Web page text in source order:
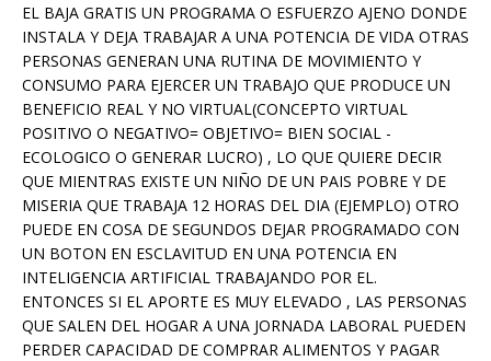
EL BAJA GRATIS UN PROGRAMA O ESFUERZO AJENO DONDE
INSTALA Y DEJA TRABAJAR A UNA POTENCIA DE VIDA OTRAS
PERSONAS GENERAN UNA RUTINA DE MOVIMIENTO Y
CONSUMO PARA EJERCER UN TRABAJO QUE PRODUCE UN
BENEFICIO REAL Y NO VIRTUAL(CONCEPTO VIRTUAL
POSITIVO O NEGATIVO= OBJETIVO= BIEN SOCIAL -
ECOLOGICO O GENERAR LUCRO) , LO QUE QUIERE DECIR
QUE MIENTRAS EXISTE UN NIÑO DE UN PAIS POBRE Y DE
MISERIA QUE TRABAJA 12 HORAS DEL DIA (EJEMPLO) OTRO
PUEDE EN COSA DE SEGUNDOS DEJAR PROGRAMADO CON
UN BOTON EN ESCLAVITUD EN UNA POTENCIA EN
INTELIGENCIA ARTIFICIAL TRABAJANDO POR EL.
ENTONCES SI EL APORTE ES MUY ELEVADO , LAS PERSONAS
QUE SALEN DEL HOGAR A UNA JORNADA LABORAL PUEDEN
PERDER CAPACIDAD DE COMPRAR ALIMENTOS Y PAGAR